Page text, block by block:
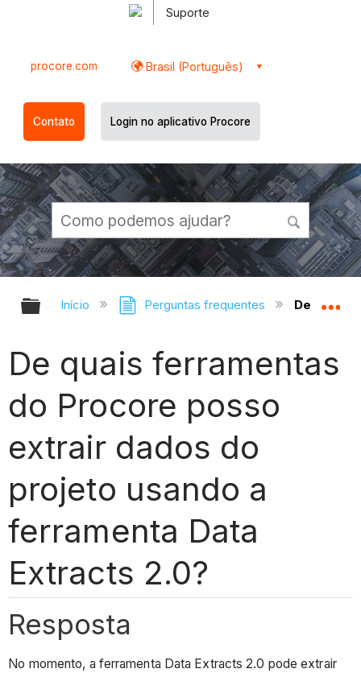
Suporte
procore.com Brasil (Português)
Contato Login no aplicativo Procore
Expandir/recolher hierarquia
Início Perguntas frequentes De quais
De quais ferramentas
do Procore posso
extrair dados do
projeto usando a
ferramenta Data
Extracts 2.0?
Resposta
No momento, a ferramenta Data Extracts 2.0 pode extrair